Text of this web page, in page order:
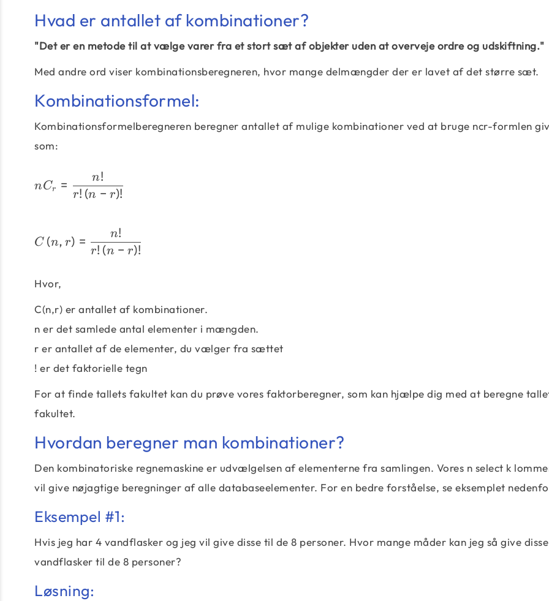
Hvad er antallet af kombinationer?
"Det er en metode til at vælge varer fra et stort sæt af objekter uden at overveje ordre og udskiftning."
Med andre ord viser kombinationsberegneren, hvor mange delmængder der er lavet af det større sæt.
Kombinationsformel:
Kombinationsformelberegneren beregner antallet af mulige kombinationer ved at bruge ncr-formlen
som:
nCr =
r! (n − r)!
n!
C (n, r) =
r! (n − r)!
n!
Hvor,
C(n,r) er antallet af kombinationer.
n er det samlede antal elementer i mængden.
r er antallet af de elementer, du vælger fra sættet
! er det faktorielle tegn
For at finde tallets fakultet kan du prøve vores faktorberegner, som kan hjælpe dig med at beregne
fakultet.
Hvordan beregner man kombinationer?
Den kombinatoriske regnemaskine er udvælgelsen af elementerne fra samlingen. Vores n select k
vil give nøjagtige beregninger af alle databaseelementer. For en bedre forståelse, se eksemplet
Eksempel #1:
Hvis jeg har 4 vandflasker og jeg vil give disse til de 8 personer. Hvor mange måder kan jeg så give
vandflasker til de 8 personer?
Løsning: